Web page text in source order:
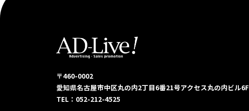
〒460-0002
愛知県名古屋市中区丸の内2丁目6番21号アクセス丸の内ビル6F
TEL：052-212-4525